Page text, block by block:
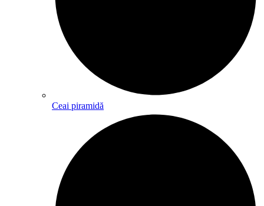
Ceai piramidă